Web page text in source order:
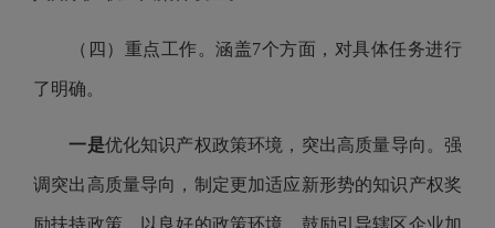
（四）重点工作。涵盖7个方面，对具体任务进行
了明确。
一是优化知识产权政策环境，突出高质量导向。强
调突出高质量导向，制定更加适应新形势的知识产权奖
励扶持政策，以良好的政策环境，鼓励引导辖区企业加